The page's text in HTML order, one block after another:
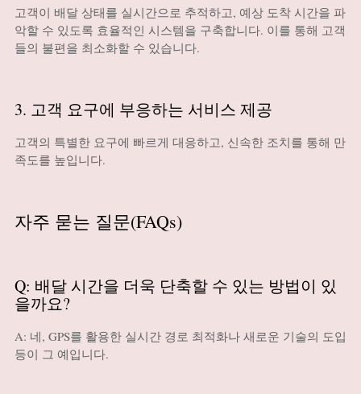
고객이 배달 상태를 실시간으로 추적하고, 예상 도착 시간을 파
악할 수 있도록 효율적인 시스템을 구축합니다. 이를 통해 고객
들의 불편을 최소화할 수 있습니다.
3. 고객 요구에 부응하는 서비스 제공
고객의 특별한 요구에 빠르게 대응하고, 신속한 조치를 통해 만
족도를 높입니다.
자주 묻는 질문(FAQs)
Q: 배달 시간을 더욱 단축할 수 있는 방법이 있
을까요?
A: 네, GPS를 활용한 실시간 경로 최적화나 새로운 기술의 도입
등이 그 예입니다.